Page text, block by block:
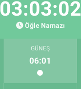
03:03:01
Öğle Namazı
GÜNEŞ
06:01